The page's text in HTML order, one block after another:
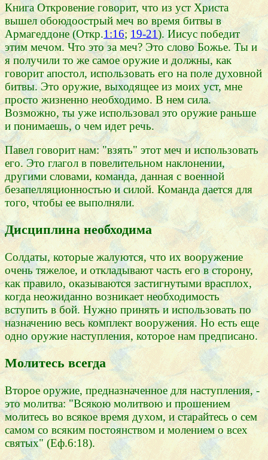
Книга Откровение говорит, что из уст Христа
вышел обоюдоострый меч во время битвы в
Армагеддоне (Откр.1:16;19-21). Иисус победит
этим мечом. Что это за меч? Это слово Божье. Ты и
я получили то же самое оружие и должны, как
говорит апостол, использовать его на поле духовной
битвы. Это оружие, выходящее из моих уст, мне
просто жизненно необходимо. В нем сила.
Возможно, ты уже использовал это оружие раньше
и понимаешь, о чем идет речь.
Павел говорит нам: "взять" этот меч и использовать
его. Это глагол в повелительном наклонении,
другими словами, команда, данная с военной
безапелляционностью и силой. Команда дается для
того, чтобы ее выполняли.
Дисциплина необходима
Солдаты, которые жалуются, что их вооружение
очень тяжелое, и откладывают часть его в сторону,
как правило, оказываются застигнутыми врасплох,
когда неожиданно возникает необходимость
вступить в бой. Нужно принять и использовать по
назначению весь комплект вооружения. Но есть еще
одно оружие наступления, которое нам предписано.
Молитесь всегда
Второе оружие, предназначенное для наступления, -
это молитва: "Всякою молитвою и прошением
молитесь во всякое время духом, и старайтесь о сем
самом со всяким постоянством и молением о всех
святых" (Еф.6:18).